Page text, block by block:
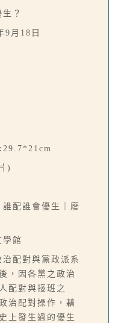
？
9月18日
29.7*21cm
)
配誰會優生｜廢
學館
配對與黨政派系
，因各黨之政治
配對與接班之
治配對操作，藉
上發生過的優生